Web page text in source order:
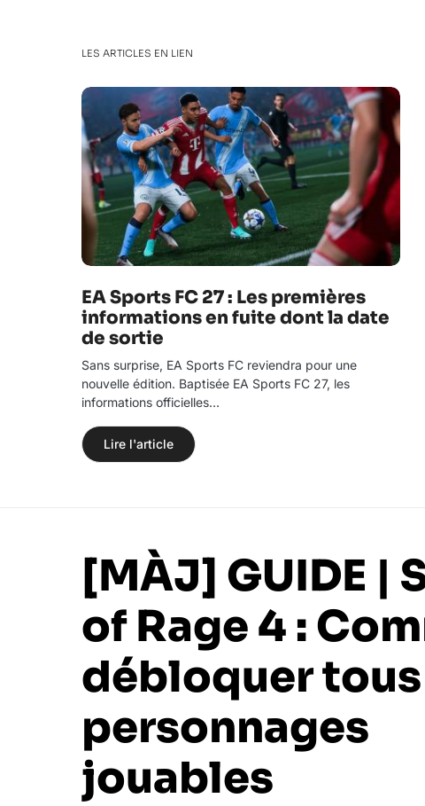
LES ARTICLES EN LIEN
EA Sports FC 27 : Les premières
informations en fuite dont la date
de sortie
Sans surprise, EA Sports FC reviendra pour une
nouvelle édition. Baptisée EA Sports FC 27, les
informations officielles…
Lire l'article
[MÀJ] GUIDE |
of Rage 4 :
débloquer
personnages
jouables